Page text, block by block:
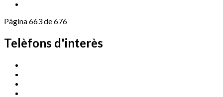
Pàgina 663 de 676
Telèfons d'interès